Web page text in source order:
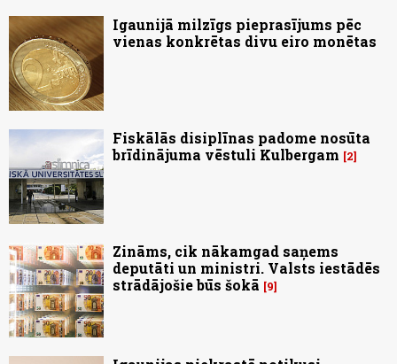
Igaunijā milzīgs pieprasījums pēc
vienas konkrētas divu eiro monētas
Fiskālās disiplīnas padome nosūta
brīdinājuma vēstuli Kulbergam
2
Zināms, cik nākamgad saņems
deputāti un ministri. Valsts iestādēs
strādājošie būs šokā
9